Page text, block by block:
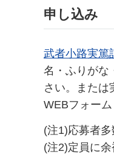
申し込み
武者小路実篤
名・ふりがな
さい。または
WEBフォー
(注1)応募者
(注2)定員に